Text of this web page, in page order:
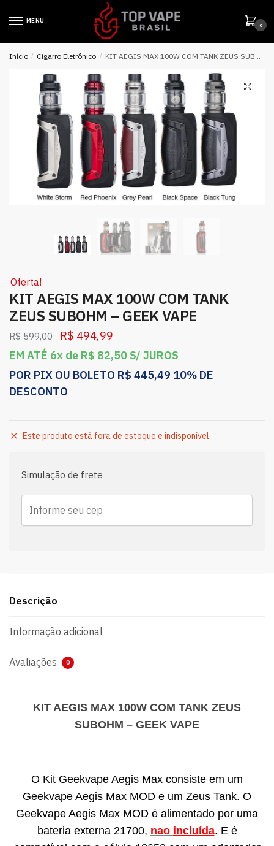
MENU
0
Início / Cigarro Eletrônico / KIT AEGIS MAX 100W COM TANK ZEUS SUBOHM – GEEK VAPE
Oferta!
KIT AEGIS MAX 100W COM TANK
ZEUS SUBOHM – GEEK VAPE
R$599,00 R$ 494,99
EM ATÉ 6x de R$ 82,50 S/ JUROS
POR PIX OU BOLETO R$ 445,49 10% DE
DESCONTO
Este produto está fora de estoque e indisponível.
Simulação de frete
Descrição
Informação adicional
Avaliações 0
KIT AEGIS MAX 100W COM TANK ZEUS
SUBOHM – GEEK VAPE
O Kit Geekvape Aegis Max consiste em um
Geekvape Aegis Max MOD e um Zeus Tank. O
Geekvape Aegis Max MOD é alimentado por uma
bateria externa 21700, nao incluída. E é